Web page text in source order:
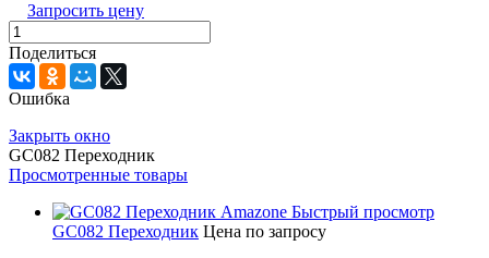
Запросить цену
Поделиться
Ошибка
Закрыть окно
GC082 Переходник
Просмотренные товары
Быстрый просмотр
GC082 Переходник Цена по запросу